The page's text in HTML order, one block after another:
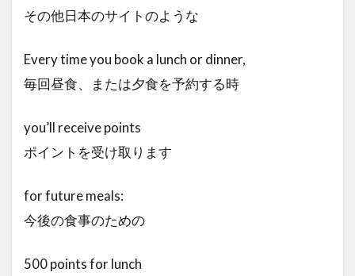
その他日本のサイトのような
Every time you book a lunch or dinner,
毎回昼食、または夕食を予約する時
you’ll receive points
ポイントを受け取ります
for future meals:
今後の食事のための
500 points for lunch